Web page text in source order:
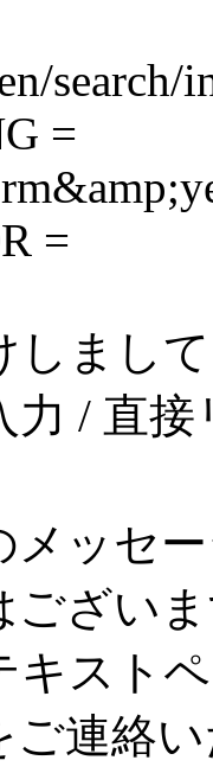
search/
=
=
しまし
力 / 直
メッセ
ござい
キスト
ご連絡